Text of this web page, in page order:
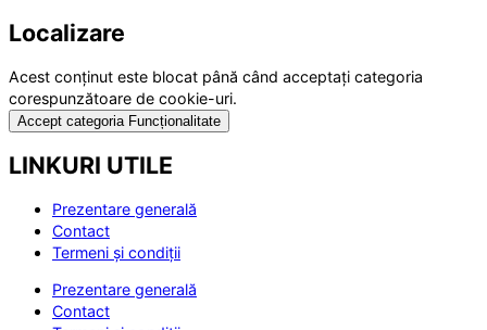
Localizare
Acest conținut este blocat până când acceptați categoria
corespunzătoare de cookie-uri.
Accept categoria Funcționalitate
LINKURI UTILE
Prezentare generală
Contact
Termeni și condiții
Prezentare generală
Contact